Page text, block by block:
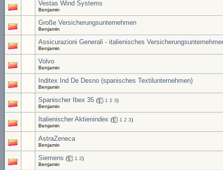
Vestas Wind Systems
Benjamin
Große Versicherungsunternehmen
Benjamin
Assicurazioni Generali - italienisches
Benjamin
Volvo
Benjamin
Inditex Ind De Desno (spanisches Textilunternehmen)
Benjamin
Spanischer Ibex 35 ( 1 2 3)
Benjamin
Italienischer Aktienindex ( 1 2 3)
Benjamin
AstraZeneca
Benjamin
Siemens ( 1 2)
Benjamin